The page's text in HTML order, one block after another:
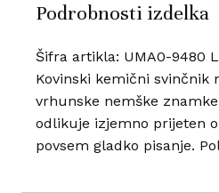
Podrobnosti izdelka
Šifra artikla: UMA0-9480 L
Kovinski kemični svinčnik
vrhunske nemške
odlikuje izjemno prijeten
povsem gladko pisanje.